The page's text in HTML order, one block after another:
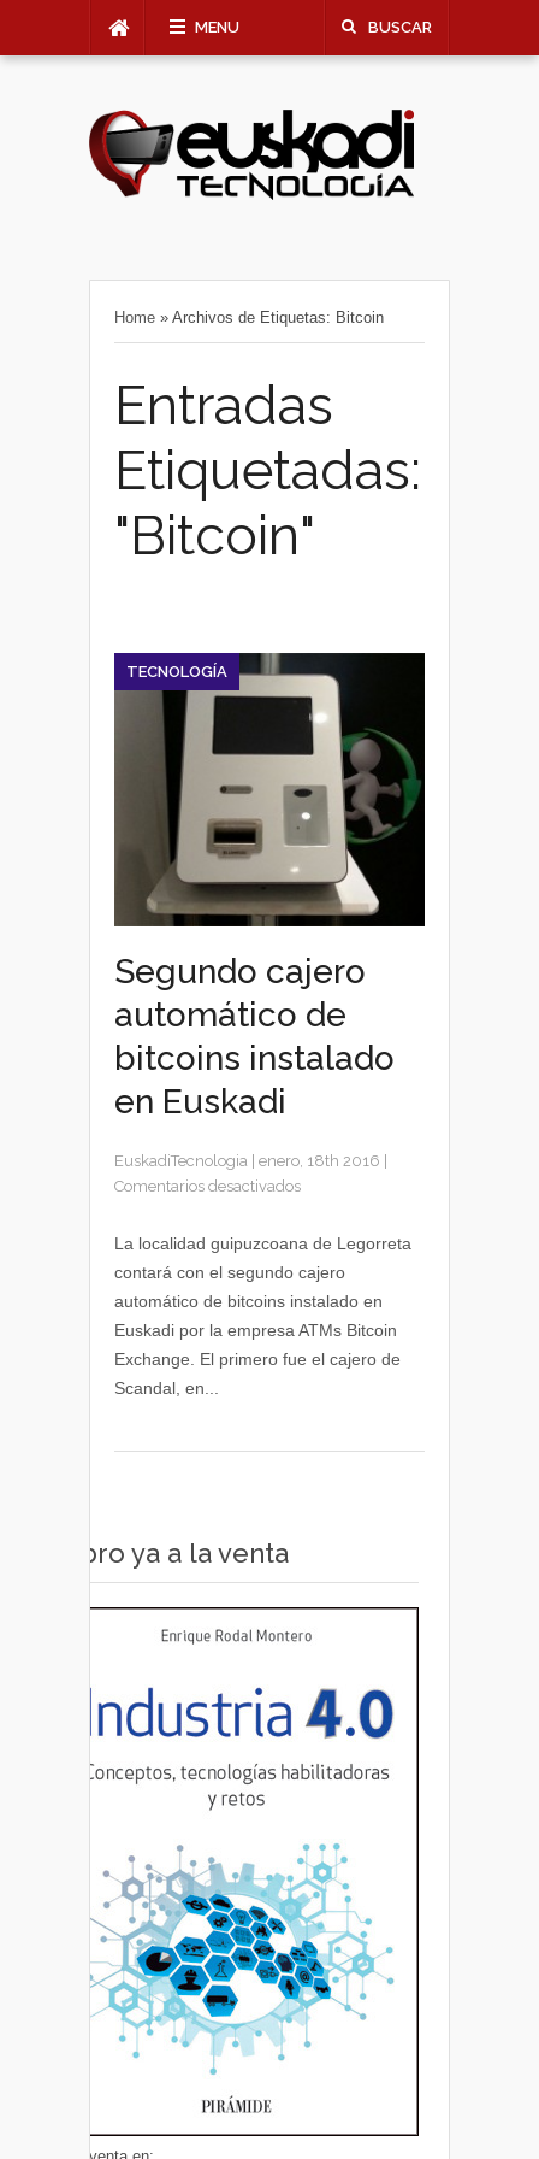
MENU BUSCAR
Home » Archivos de Etiquetas: Bitcoin
Entradas
Etiquetadas:
"Bitcoin"
TECNOLOGÍA
Segundo cajero
automático de
bitcoins instalado
en Euskadi
EuskadiTecnologia enero, 18th 2016
Comentarios desactivadosen
cajero
de
bitcoins
instalado
en
La localidad guipuzcoana de Legorreta
contará con el segundo cajero
automático de bitcoins instalado en
Euskadi por la empresa ATMs Bitcoin
Exchange. El primero fue el cajero de
Scandal, en...
Libro ya a la venta